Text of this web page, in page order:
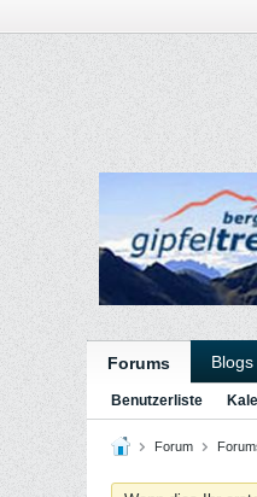
Forums Blogs
Benutzerliste
Forum